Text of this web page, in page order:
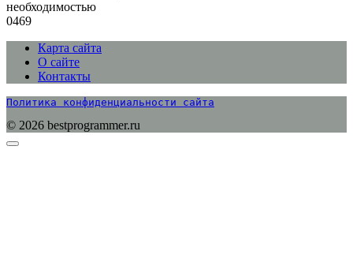
необходимостью
0469
Карта сайта
О сайте
Контакты
Политика конфиденциальности сайта
© 2026 bestprogrammer.ru